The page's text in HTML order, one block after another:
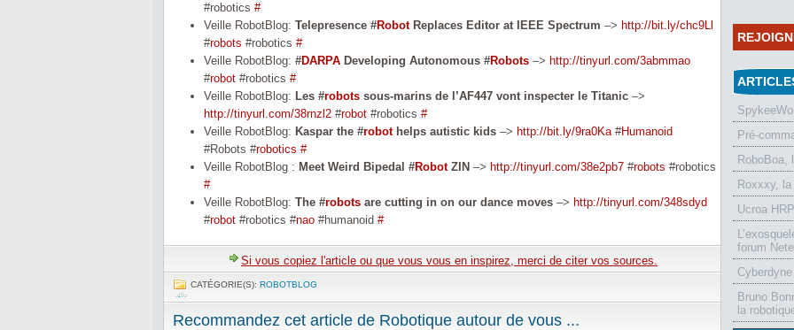
#robotics #
Veille RobotBlog: Telepresence #RobotReplaces Editor at IEEE Spectrum –> http://bit.ly/chc9Ll
#robots #robotics #
Veille RobotBlog: #DARPA Developing Autonomous #Robots –> http://tinyurl.com/3abmmao
#robot #robotics #
Veille RobotBlog: Les #robots sous-marins de l’AF447 vont inspecter le Titanic –>
http://tinyurl.com/38rnzl2 #robot #robotics #
Veille RobotBlog: Kaspar the #robothelps autistic kids –> http://bit.ly/9ra0Ka#Humanoid
#Robots #robotics #
Veille RobotBlog : Meet Weird Bipedal #RobotZIN –> http://tinyurl.com/38e2pb7 #robots #robotics
#
Veille RobotBlog: The #robots are cutting in on our dance moves –> http://tinyurl.com/348sdyd
#robot #robotics #nao #humanoid #
Si vous copiez l'article ou que vous vous en inspirez, merci de citer vos sources.
CATÉGORIE(S): ROBOTBLOG
Recommandez cet article de Robotique autour de vous ...
Pré-
RoboBoa,
Roxxxy,
Ucroa
forum
Bruno
la